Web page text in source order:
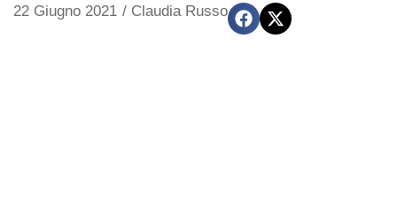
22 Giugno 2021 / Claudia Russo